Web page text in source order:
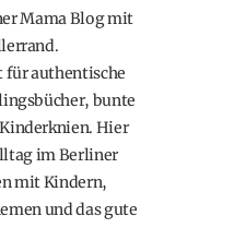
Mama Blog mit
authentische
bunte
Hier
im Berliner
mit Kindern,
und das gute